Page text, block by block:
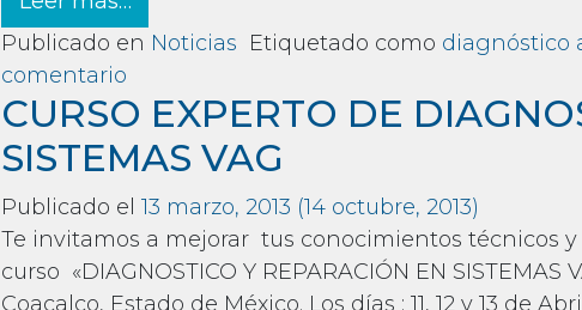
Publicado en Noticias Etiquetado como diagnóstico
comentario
CURSO EXPERTO DE
SISTEMAS VAG
Publicado el 13 marzo, 2013 (14 octubre, 2013)
Te invitamos a mejorar tus conocimientos técnicos
curso «DIAGNOSTICO Y REPARACIÓN EN
Coacalco, Estado de México. Los días : 11, 12 y 13 de